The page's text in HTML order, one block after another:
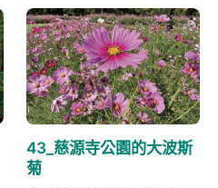
43_慈源寺公園的大波斯
菊